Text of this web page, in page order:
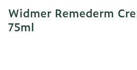
Widmer Remederm
75ml